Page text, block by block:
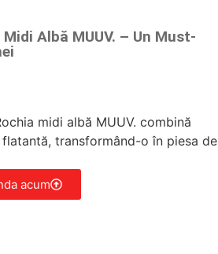
Albă MUUV. – Un Must-
midi albă MUUV. combină
transformând-o în piesa de
acum